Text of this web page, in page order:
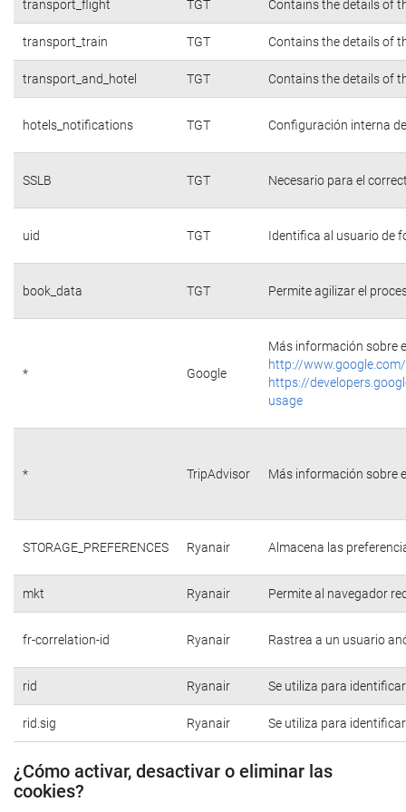
transport_flight TGT Contains the details of
transport_train TGT Contains the details of
transport_and_hotel TGT Contains the details of
hotels_notifications TGT Configuración interna
SSLB TGT Necesario para el
uid TGT Identifica al usuario de
book_data TGT Permite agilizar el
* Google
Más información sobre
http://
https://
usage
* TripAdvisor Más información sobre
STORAGE_PREFERENCES Ryanair Almacena las
mkt Ryanair Permite al navegador
fr-correlation-id Ryanair Rastrea a un usuario
rid Ryanair Se utiliza para
rid.sig Ryanair Se utiliza para
¿Cómo activar, desactivar o eliminar las
cookies?